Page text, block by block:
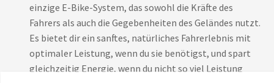
einzige E-Bike-System, das sowohl die Kräfte des
Fahrers als auch die Gegebenheiten des Geländes nutzt.
Es bietet dir ein sanftes, natürliches Fahrerlebnis mit
optimaler Leistung, wenn du sie benötigst, und spart
gleichzeitig Energie, wenn du nicht so viel Leistung